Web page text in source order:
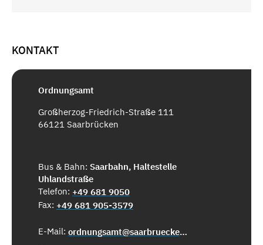
KONTAKT
Ordnungsamt
Großherzog-Friedrich-Straße 111
66121 Saarbrücken
Bus & Bahn: Saarbahn, Haltestelle
Uhlandstraße
Telefon: +49 681 9050
Fax: +49 681 905-3579
E-Mail: ordnungsamt@saarbruecken.de